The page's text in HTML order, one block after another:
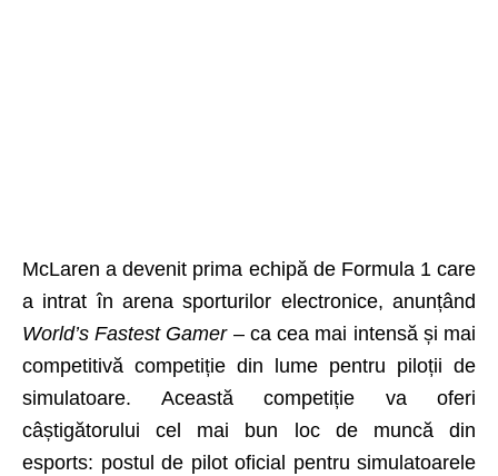
McLaren a devenit prima echipă de Formula 1 care
a intrat în arena sporturilor electronice, anunțând
World’s Fastest Gamer– ca cea mai intensă și mai
competitivă competiție din lume pentru piloții de
simulatoare. Această competiție va oferi
câștigătorului cel mai bun loc de muncă din
esports: postul de pilot oficial pentru simulatoarele